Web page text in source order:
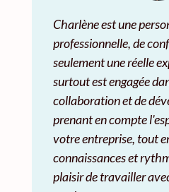
Charlène est une
professionnelle, de
seulement une réelle
surtout est engagée
collaboration et de
prenant en compte
votre entreprise, tout
connaissances et
plaisir de travailler